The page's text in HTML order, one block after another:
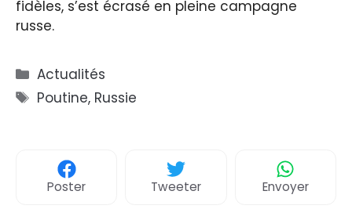
fidèles, s’est écrasé en pleine campagne
russe.
Catégories
Actualités
Étiquettes
Poutine, Russie
Poster Tweeter Envoyer